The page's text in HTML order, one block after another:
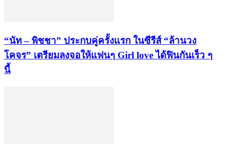
“นัท – พิชชา” ประกบคู่ครั้งแรก ในซีรีส์ “ล้านวง
โคจร” เตรียมลงจอให้แฟนๆ Girl love ได้ฟินกันเร็ว ๆ
นี้